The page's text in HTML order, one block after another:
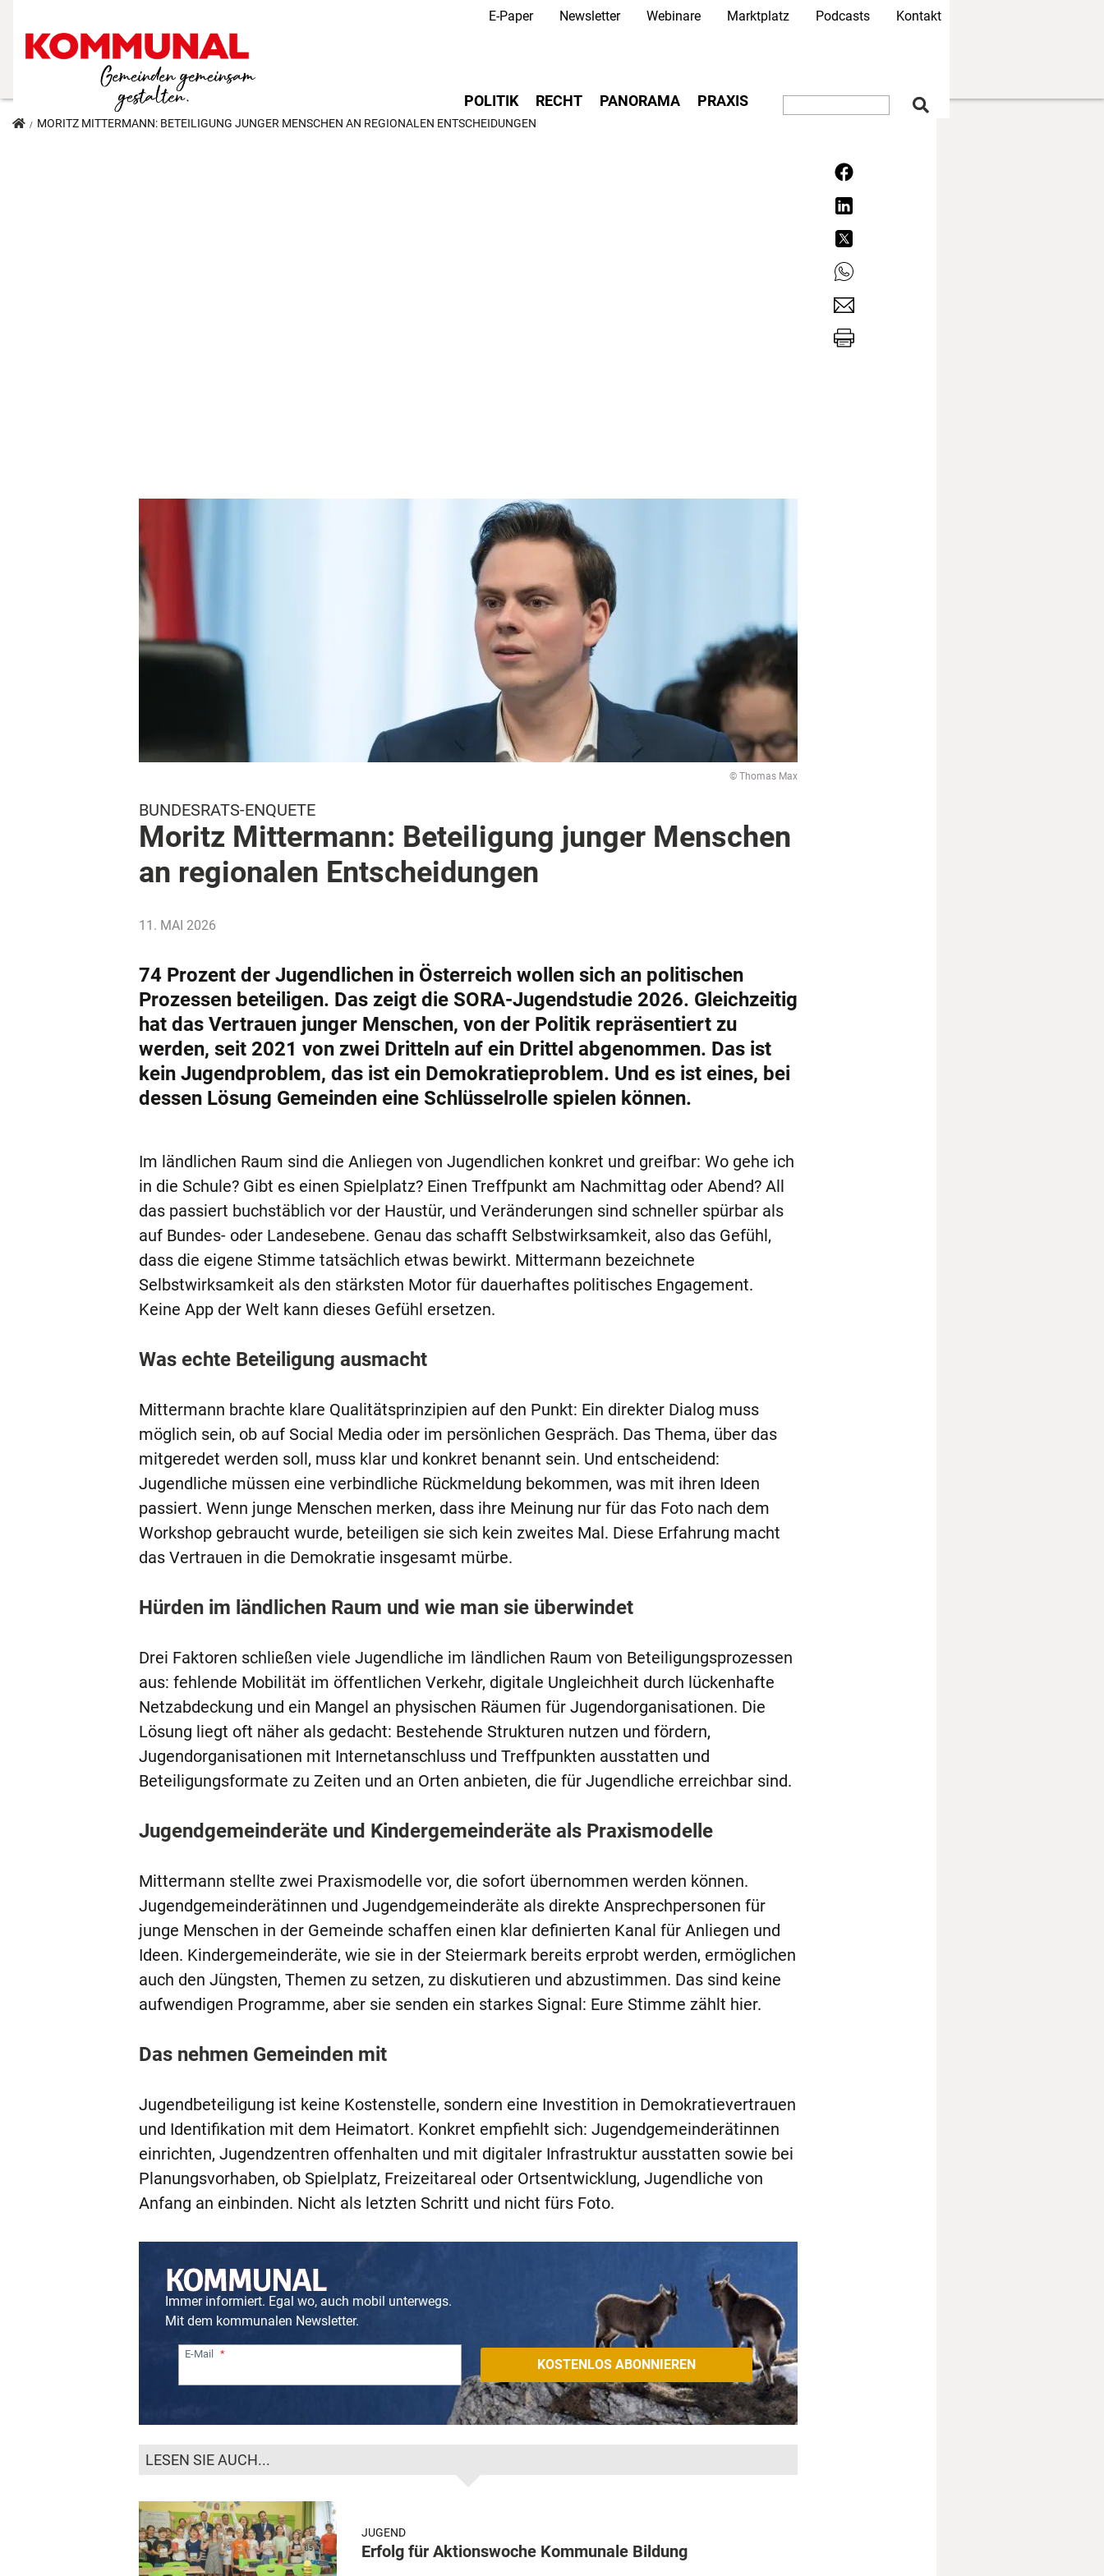
Direkt
Secondary Navigation
E-Paper Newsletter Webinare Marktplatz Podcasts Kontakt
Main navigation
POLITIK RECHT PANORAMA PRAXIS
MORITZ MITTERMANN: BETEILIGUNG JUNGER MENSCHEN AN REGIONALEN ENTSCHEIDUNGEN
© Thomas Max
BUNDESRATS-ENQUETE
Moritz Mittermann: Beteiligung junger Menschen
an regionalen Entscheidungen
11. MAI 2026
74 Prozent der Jugendlichen in Österreich wollen sich an politischen
Prozessen beteiligen. Das zeigt die SORA-Jugendstudie 2026. Gleichzeitig
hat das Vertrauen junger Menschen, von der Politik repräsentiert zu
werden, seit 2021 von zwei Dritteln auf ein Drittel abgenommen. Das ist
kein Jugendproblem, das ist ein Demokratieproblem. Und es ist eines, bei
dessen Lösung Gemeinden eine Schlüsselrolle spielen können.
Im ländlichen Raum sind die Anliegen von Jugendlichen konkret und greifbar: Wo gehe ich
in die Schule? Gibt es einen Spielplatz? Einen Treffpunkt am Nachmittag oder Abend? All
das passiert buchstäblich vor der Haustür, und Veränderungen sind schneller spürbar als
auf Bundes- oder Landesebene. Genau das schafft Selbstwirksamkeit, also das Gefühl,
dass die eigene Stimme tatsächlich etwas bewirkt. Mittermann bezeichnete
Selbstwirksamkeit als den stärksten Motor für dauerhaftes politisches Engagement.
Keine App der Welt kann dieses Gefühl ersetzen.
Was echte Beteiligung ausmacht
Mittermann brachte klare Qualitätsprinzipien auf den Punkt: Ein direkter Dialog muss
möglich sein, ob auf Social Media oder im persönlichen Gespräch. Das Thema, über das
mitgeredet werden soll, muss klar und konkret benannt sein. Und entscheidend:
Jugendliche müssen eine verbindliche Rückmeldung bekommen, was mit ihren Ideen
passiert. Wenn junge Menschen merken, dass ihre Meinung nur für das Foto nach dem
Workshop gebraucht wurde, beteiligen sie sich kein zweites Mal. Diese Erfahrung macht
das Vertrauen in die Demokratie insgesamt mürbe.
Hürden im ländlichen Raum und wie man sie überwindet
Drei Faktoren schließen viele Jugendliche im ländlichen Raum von Beteiligungsprozessen
aus: fehlende Mobilität im öffentlichen Verkehr, digitale Ungleichheit durch lückenhafte
Netzabdeckung und ein Mangel an physischen Räumen für Jugendorganisationen. Die
Lösung liegt oft näher als gedacht: Bestehende Strukturen nutzen und fördern,
Jugendorganisationen mit Internetanschluss und Treffpunkten ausstatten und
Beteiligungsformate zu Zeiten und an Orten anbieten, die für Jugendliche erreichbar sind.
Jugendgemeinderäte und Kindergemeinderäte als Praxismodelle
Mittermann stellte zwei Praxismodelle vor, die sofort übernommen werden können.
Jugendgemeinderätinnen und Jugendgemeinderäte als direkte Ansprechpersonen für
junge Menschen in der Gemeinde schaffen einen klar definierten Kanal für Anliegen und
Ideen. Kindergemeinderäte, wie sie in der Steiermark bereits erprobt werden, ermöglichen
auch den Jüngsten, Themen zu setzen, zu diskutieren und abzustimmen. Das sind keine
aufwendigen Programme, aber sie senden ein starkes Signal: Eure Stimme zählt hier.
Das nehmen Gemeinden mit
Jugendbeteiligung ist keine Kostenstelle, sondern eine Investition in Demokratievertrauen
und Identifikation mit dem Heimatort. Konkret empfiehlt sich: Jugendgemeinderätinnen
einrichten, Jugendzentren offenhalten und mit digitaler Infrastruktur ausstatten sowie bei
Planungsvorhaben, ob Spielplatz, Freizeitareal oder Ortsentwicklung, Jugendliche von
Anfang an einbinden. Nicht als letzten Schritt und nicht fürs Foto.
Immer informiert. Egal wo, auch mobil unterwegs.
Mit dem kommunalen Newsletter.
E-Mail
LESEN SIE AUCH...
JUGEND
Erfolg für Aktionswoche Kommunale Bildung